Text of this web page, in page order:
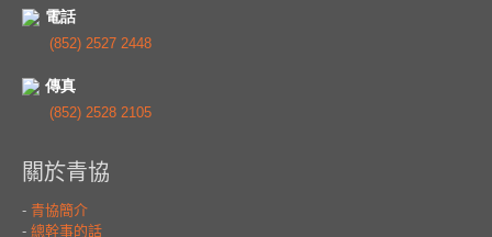
電話
(852) 2527 2448
傳真
(852) 2528 2105